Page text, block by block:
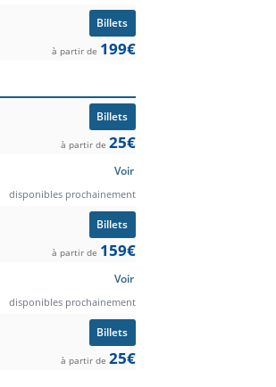
Billets
à partir de 199€
Billets
à partir de 25€
Voir
disponibles prochainement
Billets
à partir de 159€
Voir
disponibles prochainement
Billets
à partir de 25€